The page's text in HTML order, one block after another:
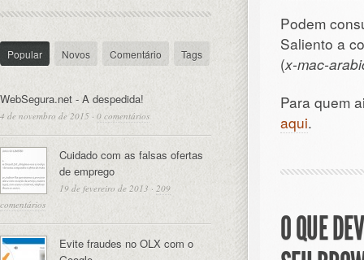
Podem
Saliento a
(x-mac-
Para quem
aqui.
O QUE
Popular Novos Comentário Tags
WebSegura.net - A despedida!
4 de novembro de 2015 · 0 comentários
Cuidado com as falsas ofertas
de emprego
19 de fevereiro de 2013 · 209
comentários
Evite fraudes no OLX com o